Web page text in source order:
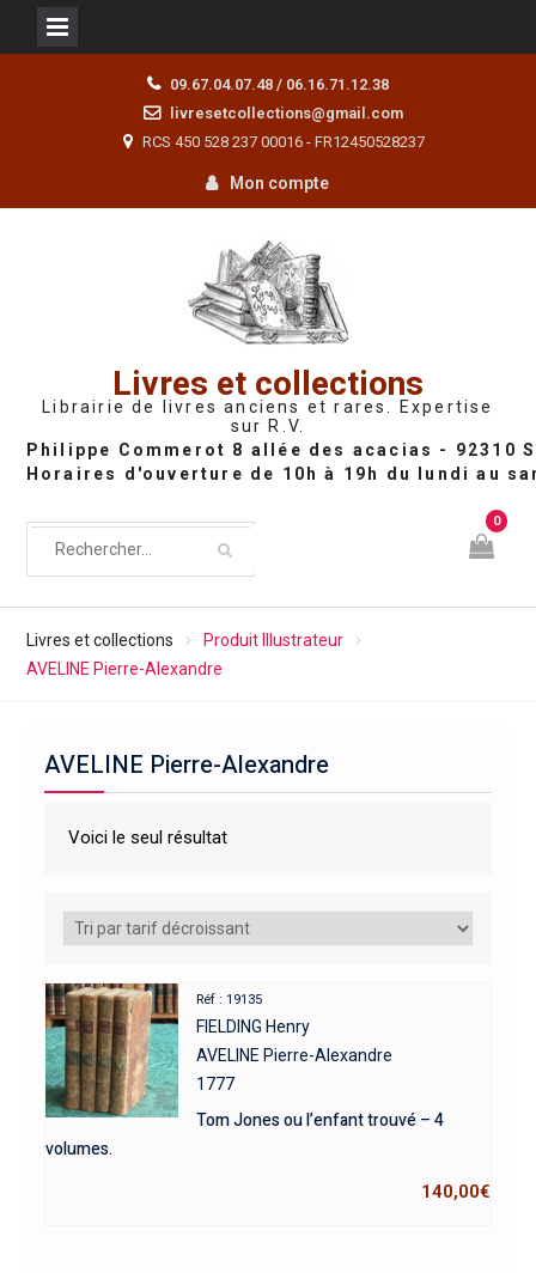
09.67.04.07.48 / 06.16.71.12.38
livresetcollections@gmail.com
RCS 450 528 237 00016 - FR12450528237
Mon compte
Livres et collections
Librairie de livres anciens et rares. Expertise
sur R.V.
0
Livres et collections
Produit Illustrateur
AVELINE Pierre-Alexandre
AVELINE Pierre-Alexandre
Voici le seul résultat
Réf : 19135
FIELDING Henry
AVELINE Pierre-Alexandre
1777
Tom Jones ou l’enfant trouvé – 4
volumes.
140,00€